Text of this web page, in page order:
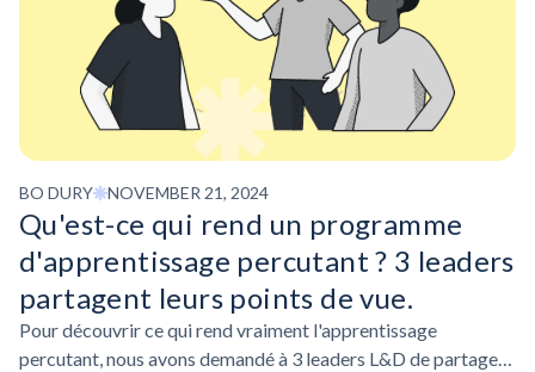
BO DURY NOVEMBER 21, 2024
Qu'est-ce qui rend un programme
d'apprentissage percutant ? 3 leaders
partagent leurs points de vue.
Pour découvrir ce qui rend vraiment l'apprentissage
percutant, nous avons demandé à 3 leaders L&D de partager